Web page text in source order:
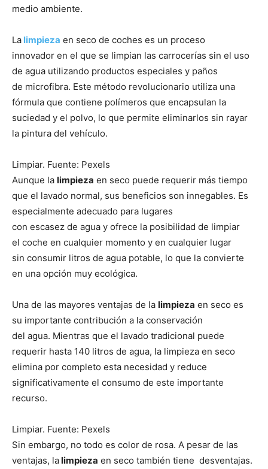
medio ambiente.
La limpieza en seco de coches es un proceso
innovador en el que se limpian las carrocerías sin el uso
de agua utilizando productos especiales y paños
de microfibra. Este método revolucionario utiliza una
fórmula que contiene polímeros que encapsulan la
suciedad y el polvo, lo que permite eliminarlos sin rayar
la pintura del vehículo.
Limpiar. Fuente: Pexels
Aunque la limpieza en seco puede requerir más tiempo
que el lavado normal, sus beneficios son innegables. Es
especialmente adecuado para lugares
con escasez de agua y ofrece la posibilidad de limpiar
el coche en cualquier momento y en cualquier lugar
sin consumir litros de agua potable, lo que la convierte
en una opción muy ecológica.
Una de las mayores ventajas de la limpieza en seco es
su importante contribución a la conservación
del agua. Mientras que el lavado tradicional puede
requerir hasta 140 litros de agua, la limpieza en seco
elimina por completo esta necesidad y reduce
significativamente el consumo de este importante
recurso.
Limpiar. Fuente: Pexels
Sin embargo, no todo es color de rosa. A pesar de las
ventajas, lalimpieza en seco también tiene desventajas.